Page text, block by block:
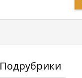
Подрубрики